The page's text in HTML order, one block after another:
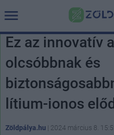
Ez az innovatív
olcsóbbnak és
lítium-ionos
Zöldpálya.hu | 2024 március 8.